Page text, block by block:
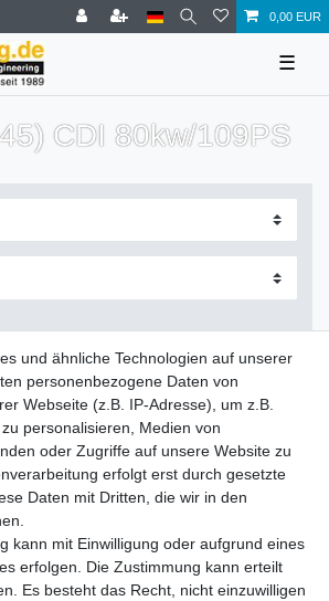
0,00 EUR
☰
CDI 80kw/109PS
Daten­schutz­erklärung
Widerrufs­recht
und ähnliche Technologien auf unserer
personenbezogene Daten von
Webseite (z.B. IP-Adresse), um z.B.
personalisieren, Medien von
oder Zugriffe auf unsere Website zu
erfolgt erst durch gesetzte
Daten mit Dritten, die wir in den
kann mit Einwilligung oder aufgrund eines
erfolgen. Die Zustimmung kann erteilt
Es besteht das Recht, nicht einzuwilligen